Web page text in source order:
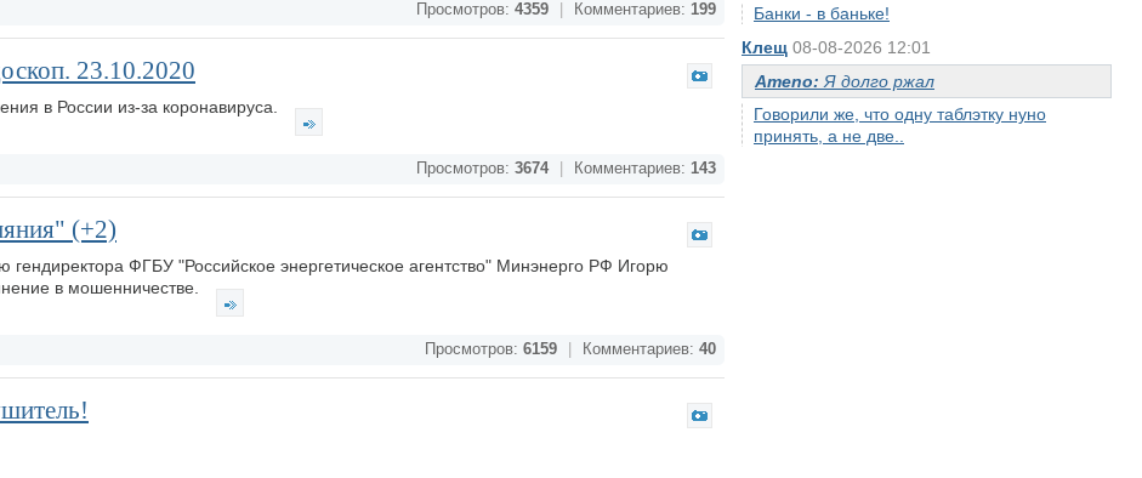
Банки - в баньке!
Клещ 08-08-2026 12:01
Ameno: Я долго ржал
Говорили же, что одну таблэтку нуно
принять, а не две..
Просмотров: 4359 Комментариев: 199
23.10.2020
в России из-за коронавируса.
Просмотров: 3674 Комментариев: 143
(+2)
гендиректора ФГБУ "Российское энергетическое агентство" Минэнерго РФ Игорю
в мошенничестве.
Просмотров: 6159 Комментариев: 40